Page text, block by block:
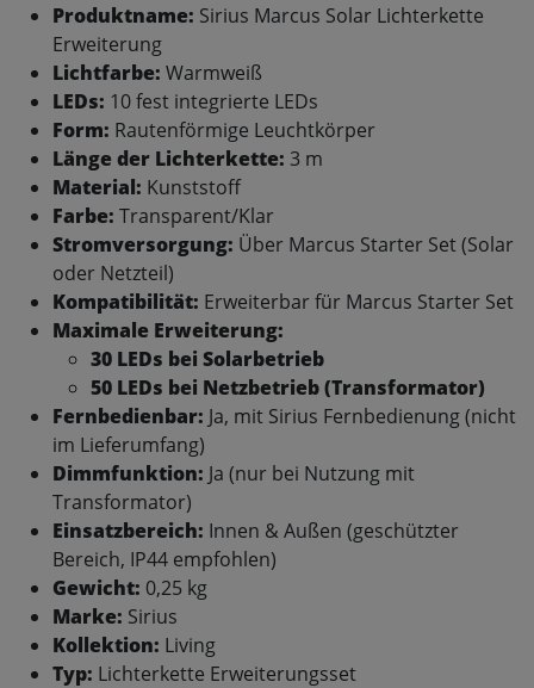
Produktname: Sirius Marcus Solar Lichterkette
Erweiterung
Lichtfarbe: Warmweiß
LEDs: 10 fest integrierte LEDs
Form: Rautenförmige Leuchtkörper
Länge der Lichterkette: 3 m
Material: Kunststoff
Farbe: Transparent/Klar
Stromversorgung: Über Marcus Starter Set (Solar
oder Netzteil)
Kompatibilität: Erweiterbar für Marcus Starter Set
Maximale Erweiterung:
30 LEDs bei Solarbetrieb
50 LEDs bei Netzbetrieb (Transformator)
Fernbedienbar: Ja, mit Sirius Fernbedienung (nicht
im Lieferumfang)
Dimmfunktion: Ja (nur bei Nutzung mit
Transformator)
Einsatzbereich: Innen & Außen (geschützter
Bereich, IP44 empfohlen)
Gewicht: 0,25 kg
Marke: Sirius
Kollektion: Living
Typ: Lichterkette Erweiterungsset